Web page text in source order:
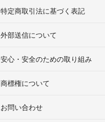
特定商取引法に基づく表記
外部送信について
安心・安全のための取り組み
商標権について
お問い合わせ